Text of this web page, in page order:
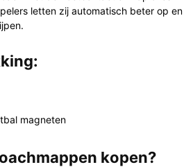
letten zij automatisch beter op en
magneten
kopen?